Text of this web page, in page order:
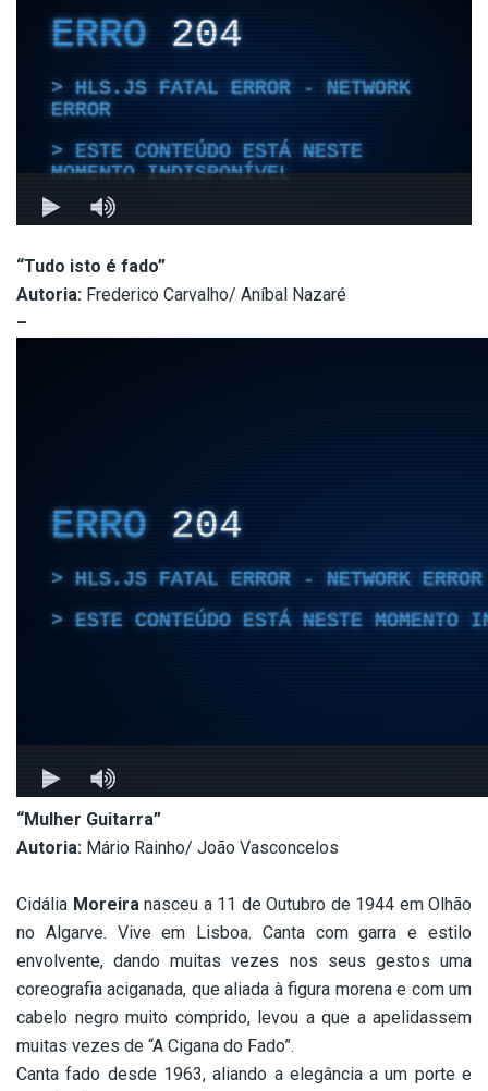
“Tudo isto é fado”
Autoria: Frederico Carvalho/ Aníbal Nazaré
–
“Mulher Guitarra”
Autoria: Mário Rainho/ João Vasconcelos
Cidália Moreiranasceu a 11 de Outubro de 1944 em Olhão
no Algarve. Vive em Lisboa. Canta com garra e estilo
envolvente, dando muitas vezes nos seus gestos uma
coreografia aciganada, que aliada à figura morena e com um
cabelo negro muito comprido, levou a que a apelidassem
muitas vezes de “A Cigana do Fado”.
Canta fado desde 1963, aliando a elegância a um porte e